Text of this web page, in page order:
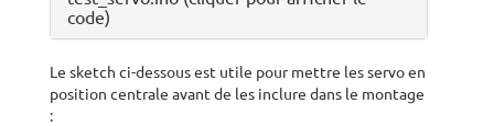
code)
Le sketch ci-dessous est utile pour mettre les servo en
position centrale avant de les inclure dans le montage
: